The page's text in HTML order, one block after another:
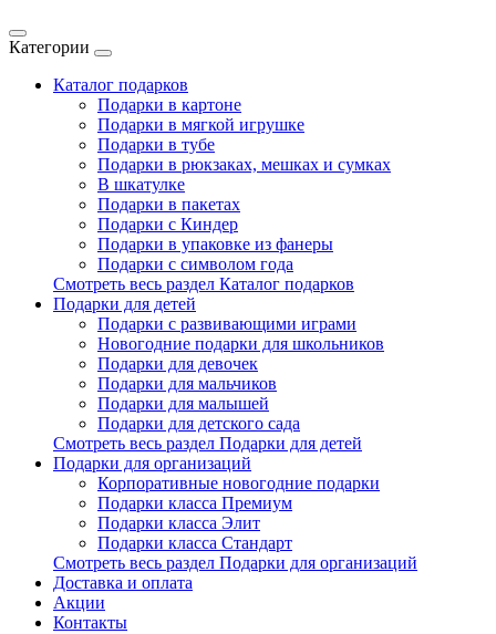
Категории
Каталог подарков
Подарки в картоне
Подарки в мягкой игрушке
Подарки в тубе
Подарки в рюкзаках, мешках и сумках
В шкатулке
Подарки в пакетах
Подарки с Киндер
Подарки в упаковке из фанеры
Подарки с символом года
Смотреть весь раздел Каталог подарков
Подарки для детей
Подарки с развивающими играми
Новогодние подарки для школьников
Подарки для девочек
Подарки для мальчиков
Подарки для малышей
Подарки для детского сада
Смотреть весь раздел Подарки для детей
Подарки для организаций
Корпоративные новогодние подарки
Подарки класса Премиум
Подарки класса Элит
Подарки класса Стандарт
Смотреть весь раздел Подарки для организаций
Доставка и оплата
Акции
Контакты